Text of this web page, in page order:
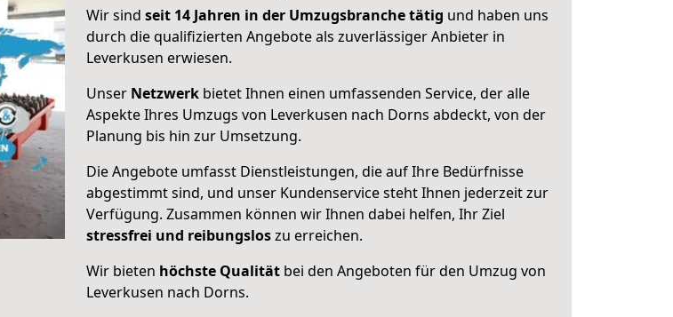
Wir sind seit 14 Jahren in der Umzugsbranche tätig und haben uns
durch die qualifizierten Angebote als zuverlässiger Anbieter in
Leverkusen erwiesen.
Unser Netzwerk bietet Ihnen einen umfassenden Service, der alle
Aspekte Ihres Umzugs von Leverkusen nach Dorns abdeckt, von der
Planung bis hin zur Umsetzung.
Die Angebote umfasst Dienstleistungen, die auf Ihre Bedürfnisse
abgestimmt sind, und unser Kundenservice steht Ihnen jederzeit zur
Verfügung. Zusammen können wir Ihnen dabei helfen, Ihr Ziel
stressfrei und reibungsloszu erreichen.
Wir bieten höchste Qualität bei den Angeboten für den Umzug von
Leverkusen nach Dorns.